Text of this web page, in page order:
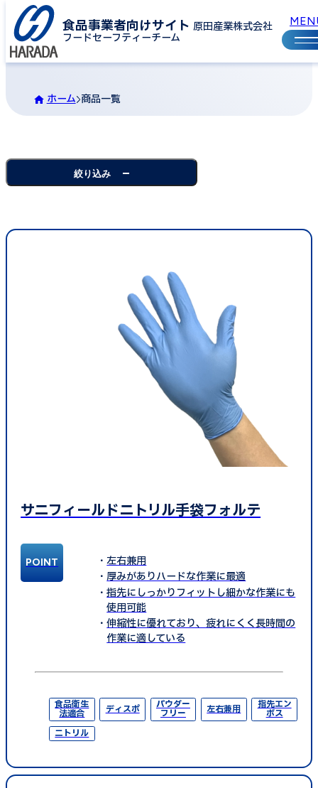
食品事業者向けサイト 原田産業株式会社
フードセーフティーチーム
商品一覧
ホーム 商品一覧
絞り込み
サニフィールドニトリル手袋フォルテ
左右兼用
厚みがありハードな作業に最適
指先にしっかりフィットし細かな作業にも
使用可能
伸縮性に優れており、疲れにくく長時間の
作業に適している
食品衛生
法適合 ディスポ パウダー
フリー 左右兼用 指先エン
ボス
ニトリル